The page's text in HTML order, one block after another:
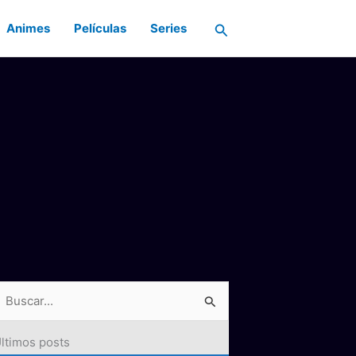
Animes Películas Series Buscar
posts